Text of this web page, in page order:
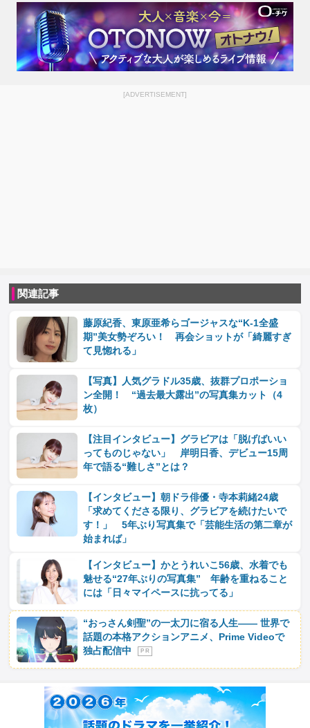
[ADVERTISEMENT]
関連記事
藤原紀香、東原亜希らゴージャスな“K-1全盛
期”美女勢ぞろい！ 再会ショットが「綺麗すぎ
て見惚れる」
【写真】人気グラドル35歳、抜群プロポーショ
ン全開！ “過去最大露出”の写真集カット（4
枚）
【注目インタビュー】グラビアは「脱げばいい
ってものじゃない」 岸明日香、デビュー15周
年で語る“難しさ”とは？
【インタビュー】朝ドラ俳優・寺本莉緒24歳
「求めてくださる限り、グラビアを続けたいで
す！」 5年ぶり写真集で「芸能生活の第二章が
始まれば」
【インタビュー】かとうれいこ56歳、水着でも
魅せる“27年ぶりの写真集” 年齢を重ねること
には「日々マイペースに抗ってる」
“おっさん剣聖”の一太刀に宿る人生―― 世界で
話題の本格アクションアニメ、Prime Videoで
独占配信中
P R